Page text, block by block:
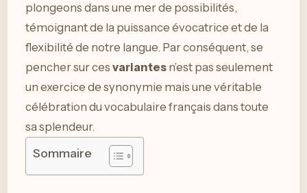
plongeons dans une mer de possibilités,
témoignant de la puissance évocatrice et de la
flexibilité de notre langue. Par conséquent, se
pencher sur ces variantes n’est pas seulement
un exercice de synonymie mais une véritable
célébration du vocabulaire français dans toute
sa splendeur.
Sommaire